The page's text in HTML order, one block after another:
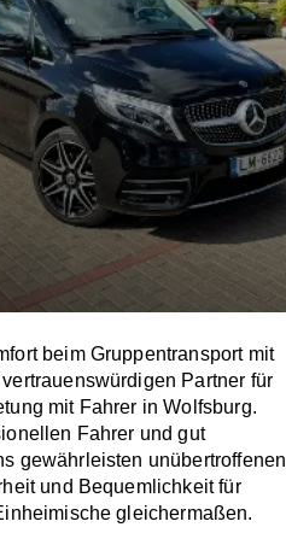
beim Gruppentransport mit
Partner für
mit Fahrer in Wolfsburg.
Fahrer und gut
gewährleisten unübertroffenen
und Bequemlichkeit für
gleichermaßen.